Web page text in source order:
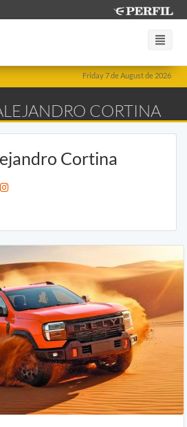
Friday 7 de August de 2026
CORTINA
Cortina